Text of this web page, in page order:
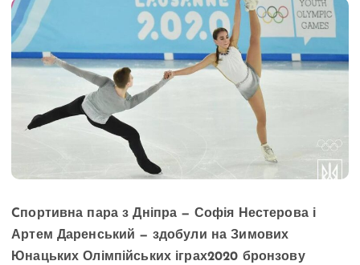
Cпортивна пара з Дніпра — Софія Нестерова і
Артем Даренський — здобули на Зимових
Юнацьких Олімпійських іграх2020 бронзову